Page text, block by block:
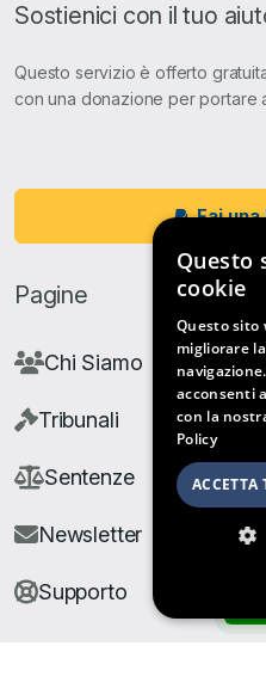
Sostienici con il tuo
Questo servizio è offerto
con una donazione per portare
Fai
Pagine
Chi Siamo
Tribunali
Sentenze
Newsletter
Supporto
Questo
cookie
Questo sito
migliorare
acconsenti
con la
Policy
ACCETTA